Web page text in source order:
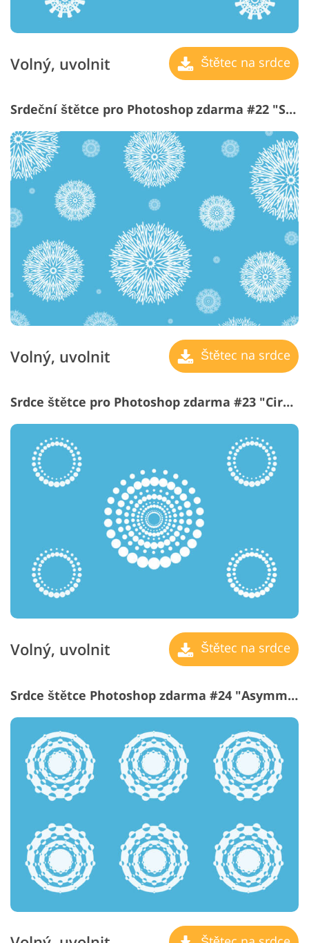
Volný, uvolnit Štětec na srdce
Srdeční štětce pro Photoshop zdarma #22 "Snowflakes"
Volný, uvolnit Štětec na srdce
Srdce štětce pro Photoshop zdarma #23 "Circus Lights"
Volný, uvolnit Štětec na srdce
Srdce štětce Photoshop zdarma #24 "Asymmetry"